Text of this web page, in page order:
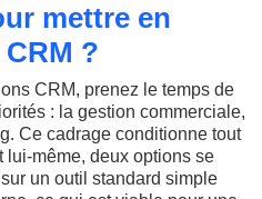
mettre en
?
CRM, prenez le temps de
: la gestion commerciale,
Ce cadrage conditionne tout
lui-même, deux options se
un outil standard simple